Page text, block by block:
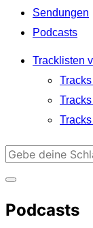
Sendungen
Podcasts
Tracklisten
Suchen
&
Podcasts